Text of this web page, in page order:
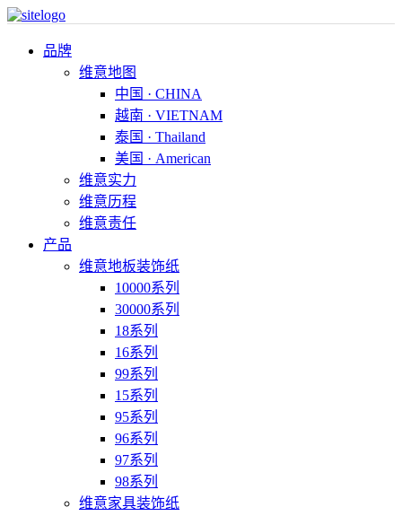
品牌
维意地图
中国 · CHINA
越南 · VIETNAM
泰国 · Thailand
美国 · American
维意实力
维意历程
维意责任
产品
维意地板装饰纸
10000系列
30000系列
18系列
16系列
99系列
15系列
95系列
96系列
97系列
98系列
维意家具装饰纸